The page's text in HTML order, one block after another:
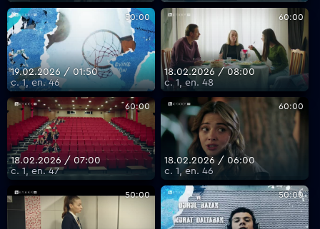
50:00
19.02.2026 / 01:50
с. 1, еп. 46
60:00
18.02.2026 / 08:00
с. 1, еп. 48
60:00
18.02.2026 / 07:00
с. 1, еп. 47
60:00
18.02.2026 / 06:00
с. 1, еп. 46
50:00 50:00